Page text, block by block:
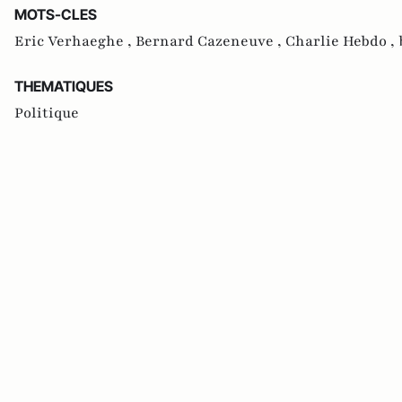
MOTS-CLES
Eric Verhaeghe , Bernard Cazeneuve , Charlie Hebdo ,
THEMATIQUES
Politique